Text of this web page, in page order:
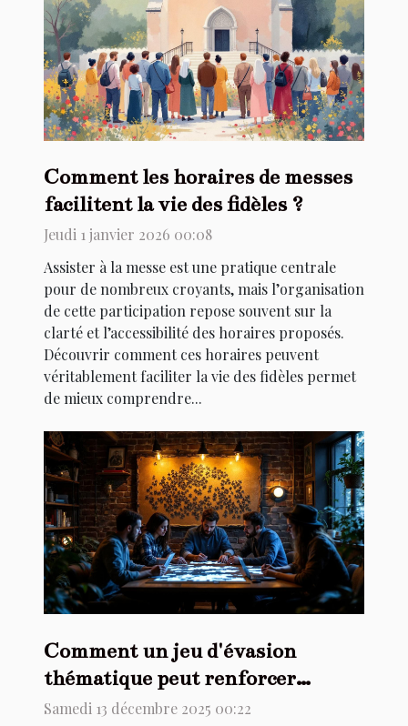
Comment les horaires de messes
facilitent la vie des fidèles ?
Jeudi 1 janvier 2026 00:08
Assister à la messe est une pratique centrale
pour de nombreux croyants, mais l’organisation
de cette participation repose souvent sur la
clarté et l’accessibilité des horaires proposés.
Découvrir comment ces horaires peuvent
véritablement faciliter la vie des fidèles permet
de mieux comprendre...
Comment un jeu d'évasion
thématique peut renforcer
l'esprit d'équipe ?
Samedi 13 décembre 2025 00:22